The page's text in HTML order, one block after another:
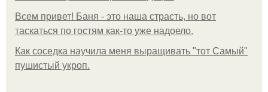
Всем привет! Баня - это наша страсть, но вот
таскаться по гостям как-то уже надоело.
Как соседка научила меня выращивать "тот Самый"
пушистый укроп.